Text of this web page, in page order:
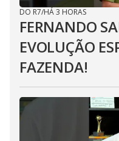
DO R7/HÁ 3 HORAS
FERNANDO
EVOLUÇÃO
FAZENDA!